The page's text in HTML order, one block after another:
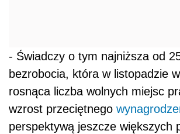
- Świadczy o tym najniższa od
bezrobocia, która w listopadzie
rosnąca liczba wolnych miejsc
wzrost przeciętnego
perspektywą jeszcze większych